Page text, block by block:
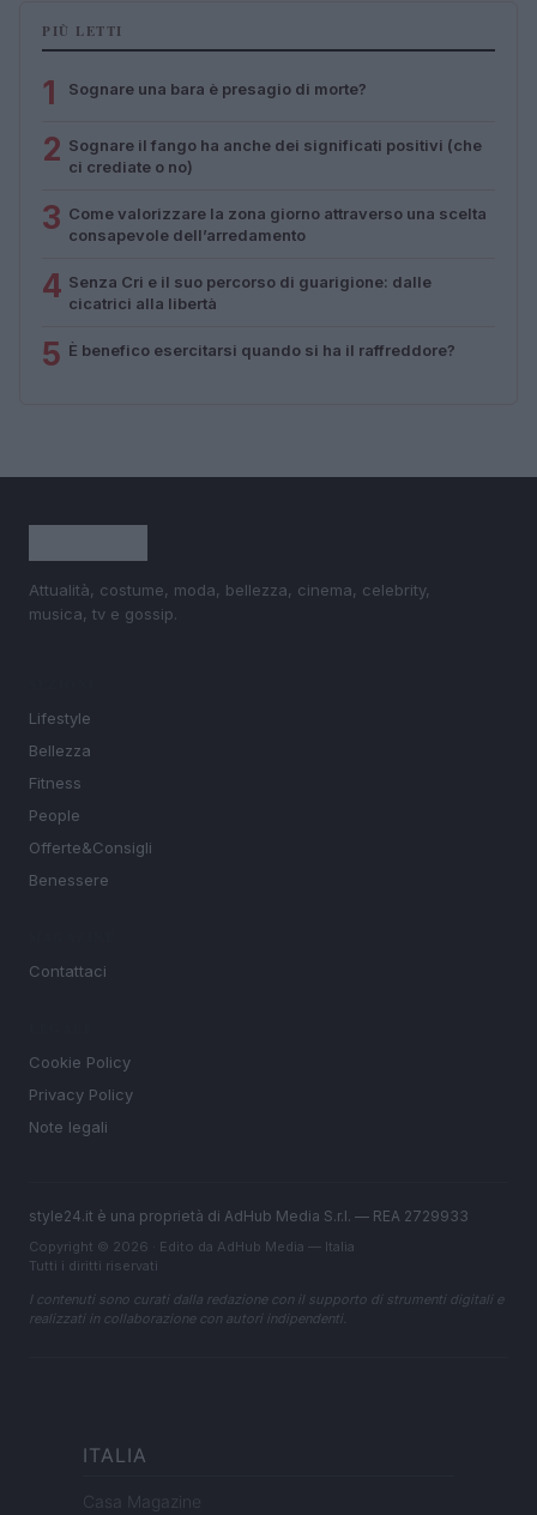
PIÙ LETTI
1 Sognare una bara è presagio di morte?
2 Sognare il fango ha anche dei significati positivi (che
ci crediate o no)
3 Come valorizzare la zona giorno attraverso una scelta
consapevole dell’arredamento
4 Senza Cri e il suo percorso di guarigione: dalle
cicatrici alla libertà
5 È benefico esercitarsi quando si ha il raffreddore?
Attualità, costume, moda, bellezza, cinema, celebrity,
musica, tv e gossip.
Lifestyle
Bellezza
Fitness
People
Offerte&Consigli
Benessere
Contattaci
Cookie Policy
Privacy Policy
Note legali
style24.it è una proprietà di AdHub Media S.r.l. — REA 2729933
Copyright © 2026 · Edito da AdHub Media — Italia
Tutti i diritti riservati
I contenuti sono curati dalla redazione con il supporto di strumenti digitali e
realizzati in collaborazione con autori indipendenti.
ITALIA
Casa Magazine